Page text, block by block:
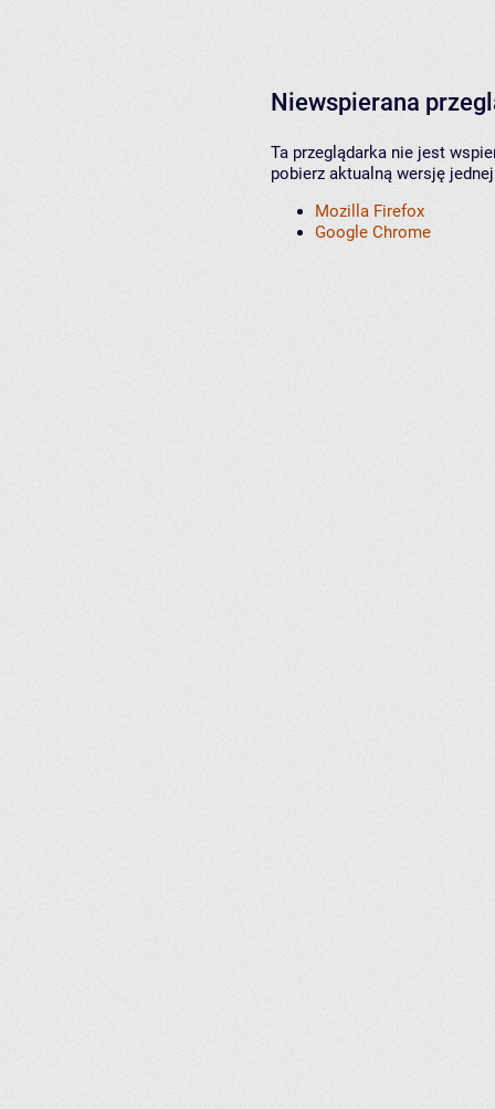
Niewspierana
Ta przeglądarka nie jest
pobierz aktualną wersję
Mozilla Firefox
Google Chrome